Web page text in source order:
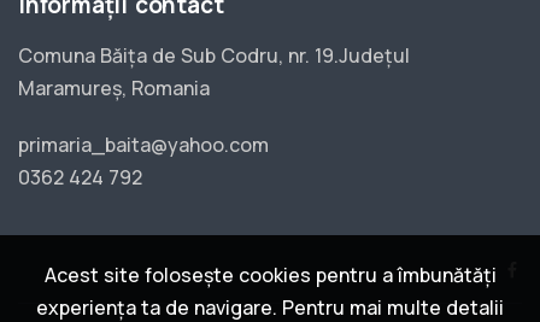
Comuna Băița de Sub Codru, nr. 19.Județul
Maramureș, Romania
primaria_baita@yahoo.com
0362 424 792
Acest site folosește cookies pentru a îmbunătăți
experiența ta de navigare. Pentru mai multe detalii